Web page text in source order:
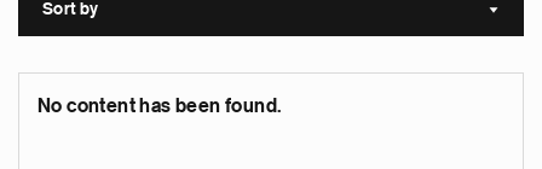
Sort by Sort
No content has been found.